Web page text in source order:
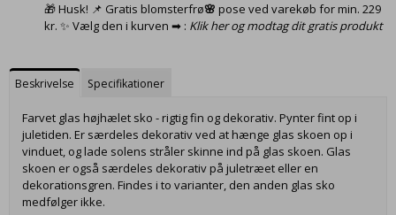
🎁 Husk! 📌 Gratis blomsterfrø🌸 pose ved varekøb for min. 229
kr. ✨ Vælg den i kurven ➡ : Klik her og modtag dit gratis produkt
Beskrivelse Specifikationer
Farvet glas højhælet sko - rigtig fin og dekorativ. Pynter fint op i
juletiden. Er særdeles dekorativ ved at hænge glas skoen op i
vinduet, og lade solens stråler skinne ind på glas skoen. Glas
skoen er også særdeles dekorativ på juletræet eller en
dekorationsgren. Findes i to varianter, den anden glas sko
medfølger ikke.